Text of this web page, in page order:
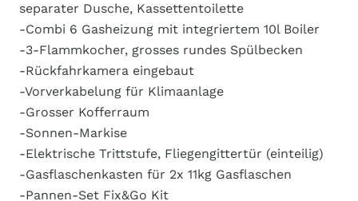
separater Dusche, Kassettentoilette
-Combi 6 Gasheizung mit integriertem 10l Boiler
-3-Flammkocher, grosses rundes Spülbecken
-Rückfahrkamera eingebaut
-Vorverkabelung für Klimaanlage
-Grosser Kofferraum
-Sonnen-Markise
-Elektrische Trittstufe, Fliegengittertür (einteilig)
-Gasflaschenkasten für 2x 11kg Gasflaschen
-Pannen-Set Fix&Go Kit